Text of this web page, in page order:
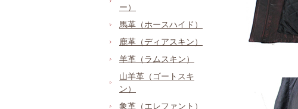
ー）
馬革（ホースハイド）
鹿革（ディアスキン）
羊革（ラムスキン）
山羊革（ゴートスキ
ン）
象革（エレファント）